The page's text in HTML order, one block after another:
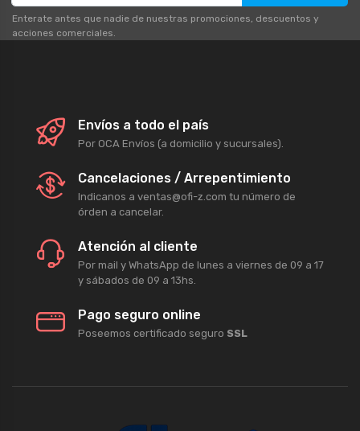
Enterate antes que nadie de nuestras promociones, descuentos y
acciones comerciales.
Envíos a todo el país
Por OCA Envíos (a domicilio y sucursales).
Cancelaciones / Arrepentimiento
Indicanos a ventas@ofi-z.com tu número de
órden a cancelar.
Atención al cliente
Por mail y WhatsApp de lunes a viernes de 09 a 17
y sábados de 09 a 13hs.
Pago seguro online
Poseemos certificado seguro SSL